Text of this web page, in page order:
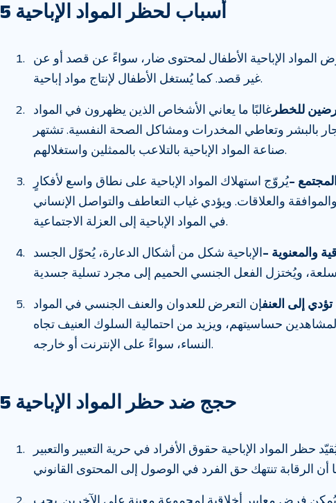
5 أسباب لحظر المواد الإباحية
المواد الإباحية الأطفال لمحتوى ضار، سواءً عن قصد أو عن
غير قصد. كما يُستغل الأطفال لإنتاج مواد إباحية.
للخطر غالبًا ما يعاني الأشخاص الذين يظهرون في المواد
بالبشر وتعاطي المخدرات ومشاكل الصحة النفسية. تشتهر
صناعة المواد الإباحية بالتلاعب بالممثلين واستغلالهم.
–يُروّج استهلاك المواد الإباحية على نطاق واسع لأفكارٍ
والعلاقات. ويؤدي غياب التعاطف والتواصل الإنساني
في المواد الإباحية إلى العزلة الاجتماعية.
والمعنوية – الإباحية شكل من أشكال الدعارة، يُحوّل الجسد
تؤدي إلى العنفإن التعرض للعدوان والعنف الجنسي في المواد
المشاهدين حساسيتهم، ويزيد من احتمالية السلوك العنيف تجاه
النساء، سواءً على الإنترنت أو خارجه.
5 حجج ضد حظر المواد الإباحية
حظر المواد الإباحية حقوق الأفراد في حرية التعبير والتعبير
يُمكن فرض معايير أخلاقية لمجموعة معينة على الآخرين. يجب